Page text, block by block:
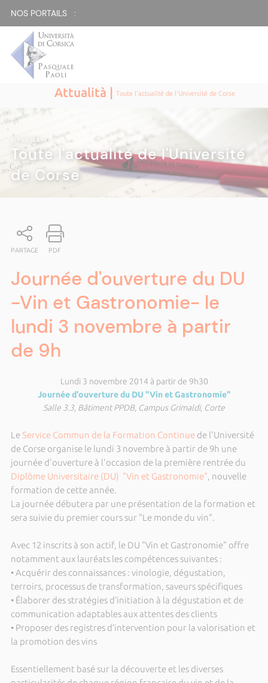
NOS PORTAILS :
Attualità |Toute l'actualité de l'Université de Corse
ATTUALITÀ|
Toute l'actualité de l'Université
de Corse
PARTAGE PDF
Journée d'ouverture du DU
-Vin et Gastronomie- le
lundi 3 novembre à partir
de 9h
Lundi 3 novembre 2014 à partir de 9h30
Journée d'ouverture du DU "Vin et Gastronomie"
Salle 3.3, Bâtiment PPDB, Campus Grimaldi, Corte
Le Service Commun de la Formation Continuede l'Université
de Corse organise le lundi 3 novembre à partir de 9h une
journée d'ouverture à l'occasion de la première rentrée du
Diplôme Universitaire (DU) "Vin et Gastronomie", nouvelle
formation de cette année.
La journée débutera par une présentation de la formation et
sera suivie du premier cours sur "Le monde du vin".
Avec 12 inscrits à son actif, le DU "Vin et Gastronomie" offre
notamment aux lauréats les compétences suivantes :
• Acquérir des connaissances : vinologie, dégustation,
terroirs, processus de transformation, saveurs spécifiques
• Élaborer des stratégies d’initiation à la dégustation et de
communication adaptables aux attentes des clients
• Proposer des registres d’intervention pour la valorisation et
la promotion des vins
Essentiellement basé sur la découverte et les diverses